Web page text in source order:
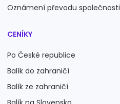
Oznámení převodu společnosti
CENÍKY
Po České republice
Balík do zahraničí
Balík ze zahraničí